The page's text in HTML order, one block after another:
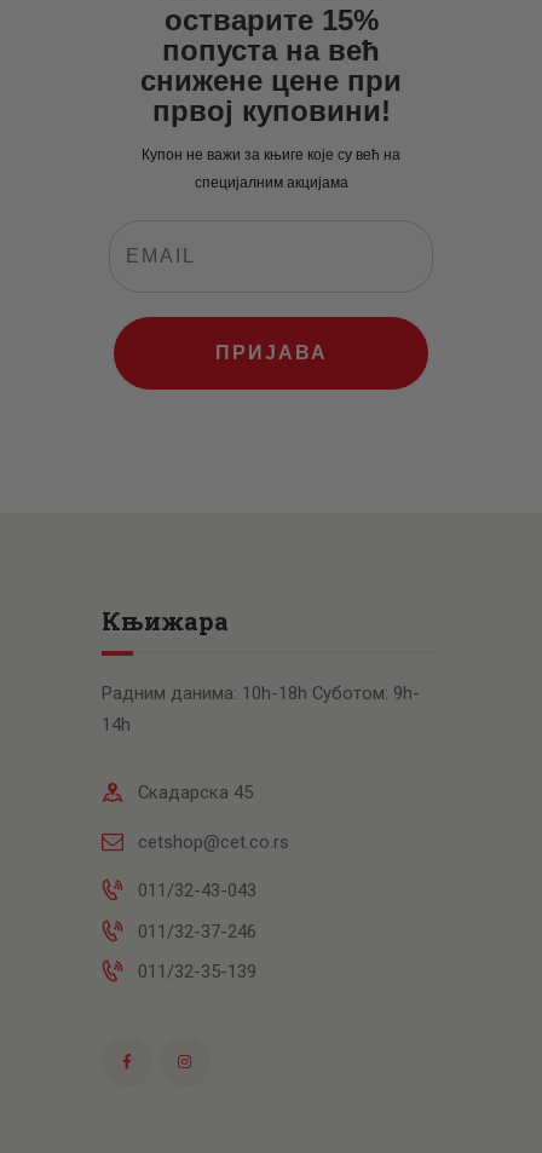
0
рсд.
рсд.
остварите 15%
попуста на већ
снижене цене при
првој куповини!
Купон не важи за књиге које су већ на
специјалним акцијама
ПРИЈАВА
Књижара
Радним данима: 10h-18h Суботом: 9h-
14h
Скадарска 45
cetshop@cet.co.rs
011/32-43-043
011/32-37-246
011/32-35-139